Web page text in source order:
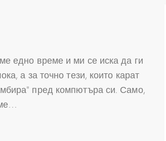
едно време и ми се иска да ги
а за точно тези, които карат
пред компютъра си. Само,